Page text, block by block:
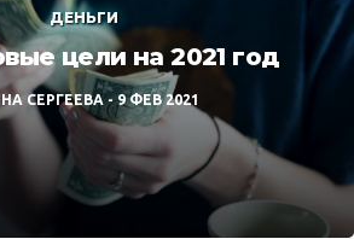
ДЕНЬГИ
цели на 2021 год
СЕРГЕЕВА 9 ФЕВ 2021